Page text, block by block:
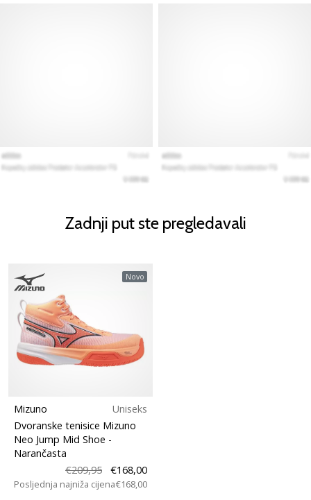
Zadnji put ste pregledavali
Novo
Mizuno
Uniseks
Dvoranske tenisice Mizuno
Neo Jump Mid Shoe -
Narančasta
€209,95
€168,00
Posljednja najniža cijena€168,00